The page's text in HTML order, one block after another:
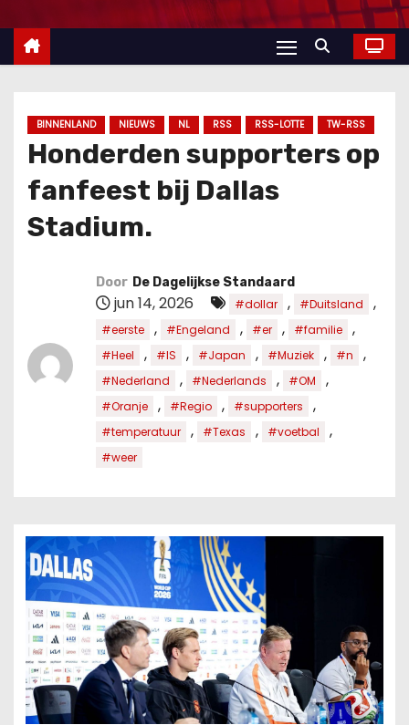
n
BINNENLAND NIEUWS NL RSS RSS-LOTTE TW-RSS
Honderden supporters op
fanfeest bij Dallas
Stadium.
Door De Dagelijkse Standaard
jun 14, 2026 #dollar , #Duitsland ,
#eerste , #Engeland , #er , #familie ,
#Heel , #IS , #Japan , #Muziek , #n ,
#Nederland , #Nederlands , #OM ,
#Oranje , #Regio , #supporters ,
#temperatuur , #Texas , #voetbal ,
#weer